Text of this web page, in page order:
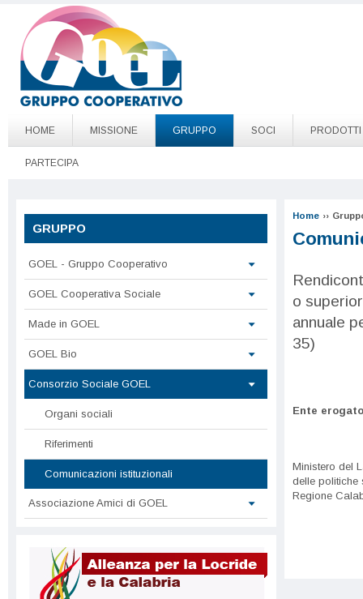
Salta al contenuto principale
Go to page top
HOME MISSIONE GRUPPO SOCI PRODOTTI
PARTECIPA
Home ››
o
annuale
35)
Ente
Ministero del
delle politiche
Regione
GRUPPO
GOEL - Gruppo Cooperativo
GOEL Cooperativa Sociale
Made in GOEL
GOEL Bio
Consorzio Sociale GOEL
Organi sociali
Riferimenti
Comunicazioni istituzionali
Associazione Amici di GOEL